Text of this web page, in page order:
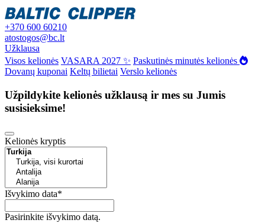
+370 600 60210
atostogos@bc.lt
Užklausa
Visos kelionės VASARA 2027 ✨ Paskutinės minutės kelionės
Dovanų kuponai Keltų bilietai Verslo kelionės
Užpildykite kelionės užklausą ir mes su Jumis
susisieksime!
Kelionės kryptis
Išvykimo data*
Pasirinkite išvykimo datą.